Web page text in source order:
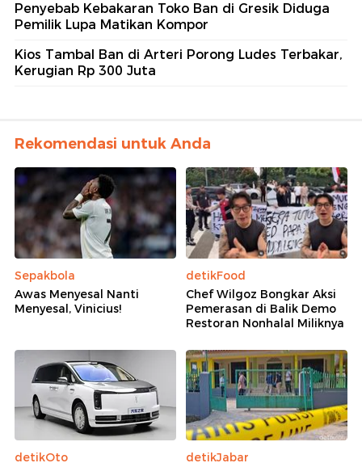
Penyebab Kebakaran Toko Ban di Gresik Diduga
Pemilik Lupa Matikan Kompor
Kios Tambal Ban di Arteri Porong Ludes Terbakar,
Kerugian Rp 300 Juta
Rekomendasi untuk Anda
Sepakbola
Awas Menyesal Nanti
Menyesal, Vinicius!
detikFood
Chef Wilgoz Bongkar Aksi
Pemerasan di Balik Demo
Restoran Nonhalal Miliknya
detikOto detikJabar